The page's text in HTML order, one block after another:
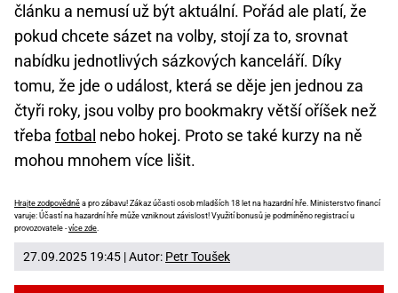
článku a nemusí už být aktuální. Pořád ale platí, že
pokud chcete sázet na volby, stojí za to, srovnat
nabídku jednotlivých sázkových kanceláří. Díky
tomu, že jde o událost, která se děje jen jednou za
čtyři roky, jsou volby pro bookmakry větší oříšek než
třeba fotbal nebo hokej. Proto se také kurzy na ně
mohou mnohem více lišit.
Hrajte zodpovědně a pro zábavu! Zákaz účasti osob mladších 18 let na hazardní hře. Ministerstvo financí
varuje: Účastí na hazardní hře může vzniknout závislost! Využití bonusů je podmíněno registrací u
provozovatele -více zde.
27.09.2025 19:45 | Autor: Petr Toušek